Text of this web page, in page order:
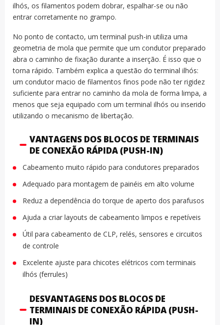
ilhós, os filamentos podem dobrar, espalhar-se ou não
entrar corretamente no grampo.
No ponto de contacto, um terminal push-in utiliza uma
geometria de mola que permite que um condutor preparado
abra o caminho de fixação durante a inserção. É isso que o
torna rápido. Também explica a questão do terminal ilhós:
um condutor macio de filamentos finos pode não ter rigidez
suficiente para entrar no caminho da mola de forma limpa, a
menos que seja equipado com um terminal ilhós ou inserido
utilizando o mecanismo de libertação.
VANTAGENS DOS BLOCOS DE TERMINAIS
DE CONEXÃO RÁPIDA (PUSH-IN)
Cabeamento muito rápido para condutores preparados
Adequado para montagem de painéis em alto volume
Reduz a dependência do torque de aperto dos parafusos
Ajuda a criar layouts de cabeamento limpos e repetíveis
Útil para cabeamento de CLP, relés, sensores e circuitos
de controle
Excelente ajuste para chicotes elétricos com terminais
ilhós (ferrules)
DESVANTAGENS DOS BLOCOS DE
TERMINAIS DE CONEXÃO RÁPIDA (PUSH-
IN)